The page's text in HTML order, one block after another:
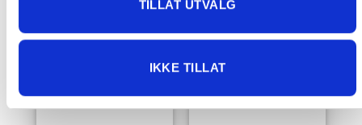
TILLAT UTVALG
IKKE TILLAT